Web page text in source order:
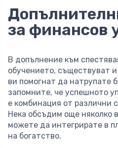
за финансов
В допълнение към
обучението, съществуват
ви помогнат да натрупате
запомните, че успешното
е комбинация от различни
Нека обсъдим още няколко
можете да интегрирате в
на богатство.